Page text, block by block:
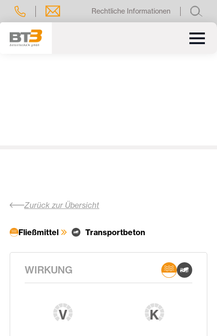
Rechtliche Informationen
Zurück zur Übersicht
Fließmittel Transportbeton
WIRKUNG
V K